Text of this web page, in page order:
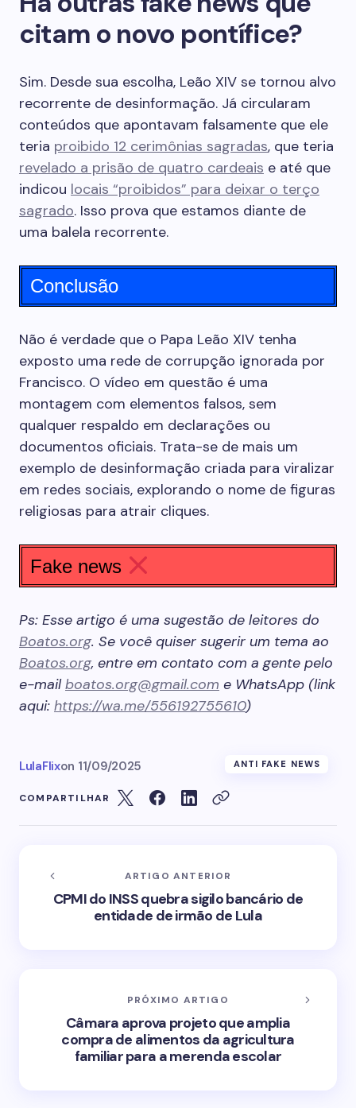
citam o novo pontífice?
Sim. Desde sua escolha, Leão XIV se tornou alvo
recorrente de desinformação. Já circularam
conteúdos que apontavam falsamente que ele
teria proibido 12 cerimônias sagradas, que teria
revelado a prisão de quatro cardeais e até que
indicou locais “proibidos” para deixar o terço
sagrado. Isso prova que estamos diante de
uma balela recorrente.
Conclusão
Não é verdade que o Papa Leão XIV tenha
exposto uma rede de corrupção ignorada por
Francisco. O vídeo em questão é uma
montagem com elementos falsos, sem
qualquer respaldo em declarações ou
documentos oficiais. Trata-se de mais um
exemplo de desinformação criada para viralizar
em redes sociais, explorando o nome de figuras
religiosas para atrair cliques.
Fake news
Ps: Esse artigo é uma sugestão de leitores do
Boatos.org. Se você quiser sugerir um tema ao
Boatos.org, entre em contato com a gente pelo
e-mailboatos.org@gmail.com e WhatsApp (link
aqui: https://wa.me/556192755610)
LulaFlixon 11/09/2025 ANTI FAKE NEWS
COMPARTILHAR
ARTIGO ANTERIOR
CPMI do INSS quebra sigilo bancário de
entidade de irmão de Lula
PRÓXIMO ARTIGO
Câmara aprova projeto que amplia
compra de alimentos da agricultura
familiar para a merenda escolar